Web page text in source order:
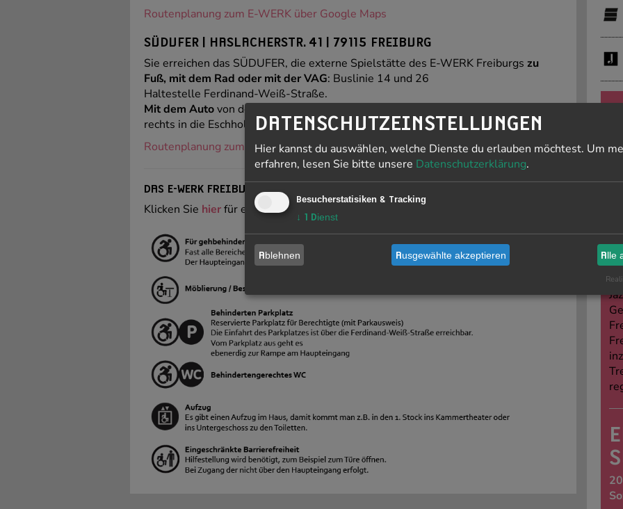
Routenplanung zum E-WERK über Google Maps
SÜDUFER | HASLACHERSTR. 41 | 79115 FREIBURG
Sie erreichen das SÜDUFER, die externe Spielstätte des E-WERK Freiburgs zu
Fuß, mit dem Rad oder mit der VAG: Buslinie 14 und 26
Haltestelle Ferdinand-Weiß-Straße.
Mit dem Autovon der A5 kommend, Abfahrt Freiburg Mitte, Ausfahrt Stühlinger,
rechts in die Eschholzstraße, dann direkt links in die Haslacherstraße.
Routenplanung zum SÜDUFER über Google Maps
DAS E-WERK FREIBURG IST WEITGEHEND BARRIEREFREI
Klicken Sie hierfür eine vergrößerte Ansicht.
ist
DATENSCHUTZEINSTELLUNGEN
Hier kannst du auswählen, welche Dienste du erlauben möchtest. Um
erfahren, lesen Sie bitte unsere Datenschutzerklärung.
Besucherstatisiken & Tracking
↓ 1 Dienst
Ablehnen Ausgewählte akzeptieren Alle